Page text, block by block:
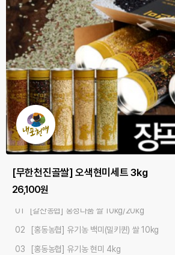
#오감만족 #기분좋은식감 #다품쌀
[갈산농협] 홍성다품 쌀 10kg/20kg
[홍동농협] 유기농 백미(밀키퀸) 쌀 10kg
75,000원
[홍동농협] 유기농 현미 4kg
19,000원
[무한천진골쌀] 오색현미세트 3kg
26,100원
#산지직배송 #품질좋은쌀 #사랑쌀
[홍성농협] 홍주천년 사랑쌀 10kg/20kg
[홍동농협] 유기농 찹쌀 4kg
24,000원
[홍동농협] 유기농 백미 쌀 5kgx2개/10kg
50,000원
#깨끗한물 #기름진땅 #맛있는쌀
[갈산농협]내포천애 쌀 10kg/20kg
01
[갈산농협] 홍성다품 쌀 10kg/20kg
02
[홍동농협] 유기농 백미(밀키퀸) 쌀 10kg
03
[홍동농협] 유기농 현미 4kg